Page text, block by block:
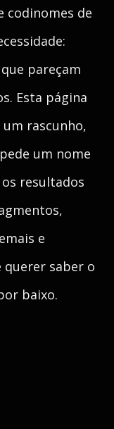
codinomes de
pareçam
Esta página
rascunho,
um nome
resultados
e
querer saber o
baixo.